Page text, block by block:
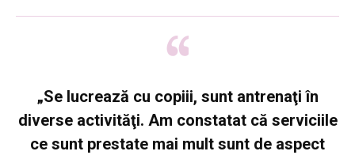
„Se lucrează cu copiii, sunt antrenaţi în
diverse activităţi. Am constatat că serviciile
ce sunt prestate mai mult sunt de aspect